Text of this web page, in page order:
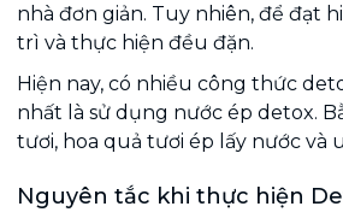
nhà đơn giản. Tuy nhiên, để đạt
trì và thực hiện đều đặn.
Hiện nay, có nhiều công thức
nhất là sử dụng nước ép detox.
tươi, hoa quả tươi ép lấy nước và
Nguyên tắc khi thực hiện